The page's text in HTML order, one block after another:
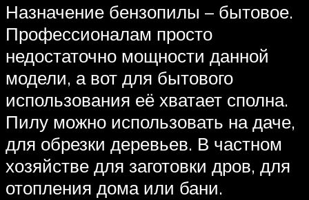
Назначение бензопилы – бытовое.
Профессионалам просто
недостаточно мощности данной
модели, а вот для бытового
использования её хватает сполна.
Пилу можно использовать на даче,
для обрезки деревьев. В частном
хозяйстве для заготовки дров, для
отопления дома или бани.